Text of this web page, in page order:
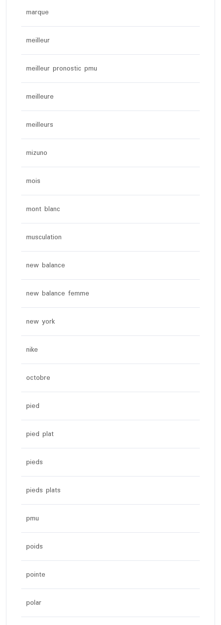
marque
meilleur
meilleur pronostic pmu
meilleure
meilleurs
mizuno
mois
mont blanc
musculation
new balance
new balance femme
new york
nike
octobre
pied
pied plat
pieds
pieds plats
pmu
poids
pointe
polar